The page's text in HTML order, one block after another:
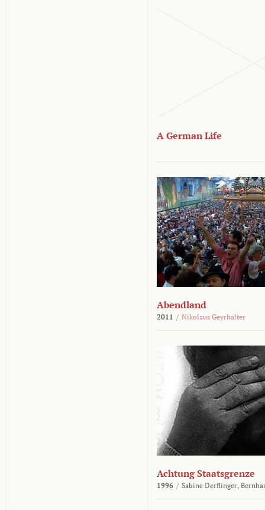
A German Life
Abendland
2011 / Nikolaus Geyrhalter
Achtung Staatsgrenze
1996 / Sabine Derflinger,